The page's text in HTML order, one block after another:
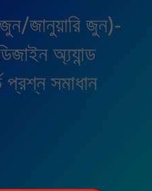
জানুয়ারি জুন)-
অ্য্যান্ড
প্রশ্ন সমাধান